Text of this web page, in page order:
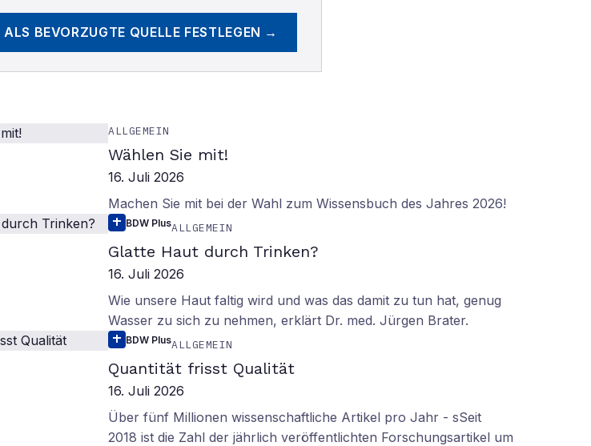
ALS BEVORZUGTE QUELLE FESTLEGEN →
ALLGEMEIN
Wählen Sie mit!
16. Juli 2026
Machen Sie mit bei der Wahl zum Wissensbuch des Jahres 2026!
BDW PlusALLGEMEIN
Glatte Haut durch Trinken?
16. Juli 2026
Wie unsere Haut faltig wird und was das damit zu tun hat, genug
Wasser zu sich zu nehmen, erklärt Dr. med. Jürgen Brater.
BDW PlusALLGEMEIN
Quantität frisst Qualität
16. Juli 2026
Über fünf Millionen wissenschaftliche Artikel pro Jahr - sSeit
2018 ist die Zahl der jährlich veröffentlichten Forschungsartikel um